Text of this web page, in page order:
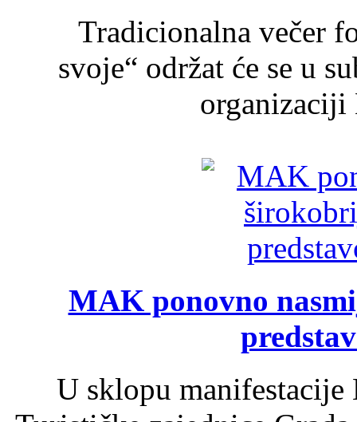
Tradicionalna večer
svoje“ održat će se u
organizaciji
MAK ponovno
U sklopu